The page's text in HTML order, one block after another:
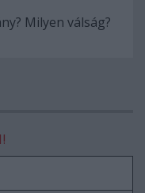
Milyen válság?